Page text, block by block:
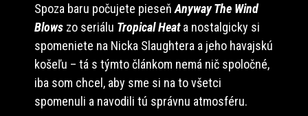
Spoza baru počujete pieseňAnyway The Wind
Blows zo seriálu Tropical Heata nostalgicky si
spomeniete na Nicka Slaughtera a jeho havajskú
košeľu – tá s týmto článkom nemá nič spoločné,
iba som chcel, aby sme si na to všetci
spomenuli a navodili tú správnu atmosféru.